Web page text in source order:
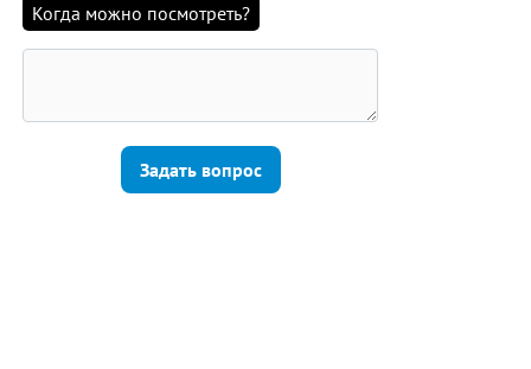
Когда можно посмотреть?
Задать вопрос